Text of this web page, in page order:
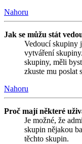
Nahoru
Jak se můžu stát
Vedoucí skupiny
vytváření
skupiny, měli
zkuste mu poslat
Nahoru
Proč mají některé
Je možné, že
skupin nějakou
těchto skupin.